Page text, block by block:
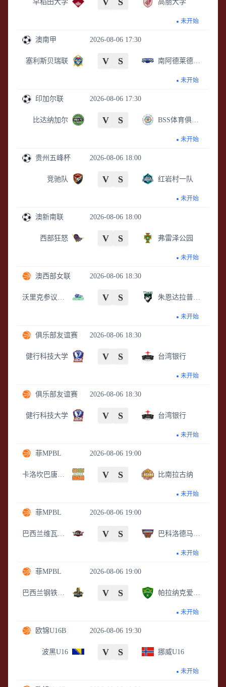
早稻田大学 V S 高丽大学
未开始
2026-08-06 17:30
澳南甲
塞利斯贝瑞联 V S
未开始
2026-08-06 17:30
印加尔联
比达纳加尔 V S
未开始
2026-08-06 18:00
贵州五峰杯
竞驰队 V S 红岩村一队
未开始
2026-08-06 18:00
澳新南联
西部狂怒 V S 弗雷泽公园
未开始
2026-08-06 18:30
澳西部女联
V S
未开始
2026-08-06 18:30
俱乐部友谊赛
健行科技大学 V S 台湾银行
未开始
2026-08-06 18:30
俱乐部友谊赛
健行科技大学 V S 台湾银行
未开始
2026-08-06 19:00
菲MPBL
V S 比南拉古纳
未开始
2026-08-06 19:00
菲MPBL
V S
未开始
2026-08-06 19:00
菲MPBL
V S
未开始
2026-08-06 19:30
欧锦U16B
波黑U16 V S 挪威U16
未开始